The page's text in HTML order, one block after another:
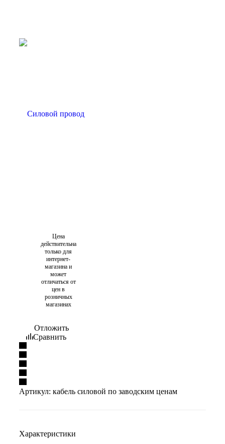
Цена
действительна
только для
интернет-
магазина и
может
отличаться от
цен в
розничных
магазинах
Отложить
Сравнить
Артикул: кабель силовой по заводским ценам
Характеристики